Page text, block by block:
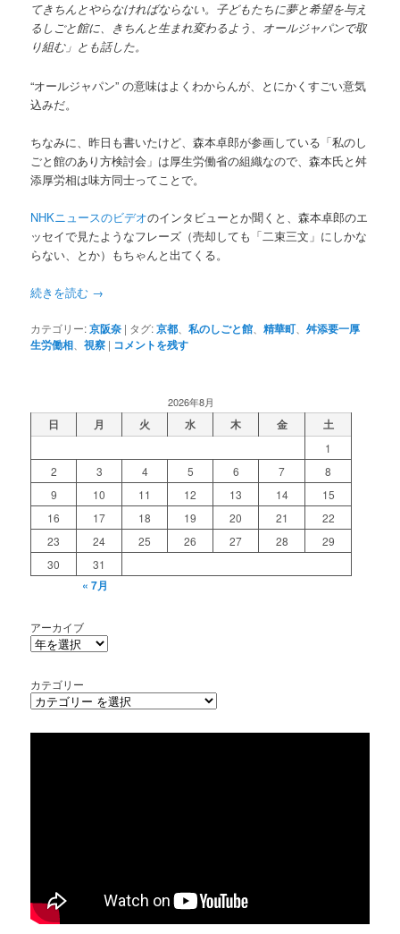
てきちんとやらなければならない。子どもたちに夢と希望を与え
るしごと館に、きちんと生まれ変わるよう、オールジャパンで取
り組む」とも話した。
“オールジャパン” の意味はよくわからんが、とにかくすごい意気
込みだ。
ちなみに、昨日も書いたけど、森本卓郎が参画している「私のし
ごと館のあり方検討会」は厚生労働省の組織なので、森本氏と舛
添厚労相は味方同士ってことで。
NHKニュースのビデオのインタビューとか聞くと、森本卓郎のエ
ッセイで見たようなフレーズ（売却しても「二束三文」にしかな
らない、とか）もちゃんと出てくる。
続きを読む →
カテゴリー:京阪奈 | タグ:京都 、私のしごと館 、精華町、舛添要一厚
生労働相 、視察 | コメントを残す
2026年8月
日 月 火 水 木 金 土
1
2
3 4 5 6 7
8
9
10 11 12 13 14
15
16
17 18 19 20 21
22
23
24 25 26 27 28
29
30
31
« 7月
アーカイブ
カテゴリー